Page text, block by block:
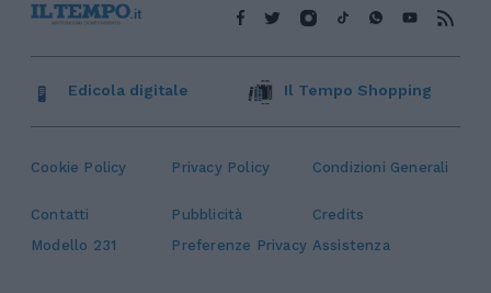
Cookie Policy Privacy Policy Condizioni Generali
Contatti Pubblicità
Credits
Modello 231
Preferenze Privacy Assistenza
Edicola digitale Il Tempo Shopping